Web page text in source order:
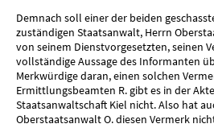
Demnach soll einer der beiden
zuständigen Staatsanwalt, Herrn
von seinem Dienstvorgesetzten, seinen
vollständige Aussage des Informanten
Merkwürdige daran, einen solchen
Ermittlungsbeamten R. gibt es in der
Staatsanwaltschaft Kiel nicht. Also hat
Oberstaatsanwalt O. diesen Vermerk